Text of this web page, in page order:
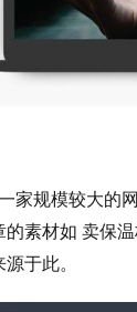
家规模较大的
素材如 卖保
于此。